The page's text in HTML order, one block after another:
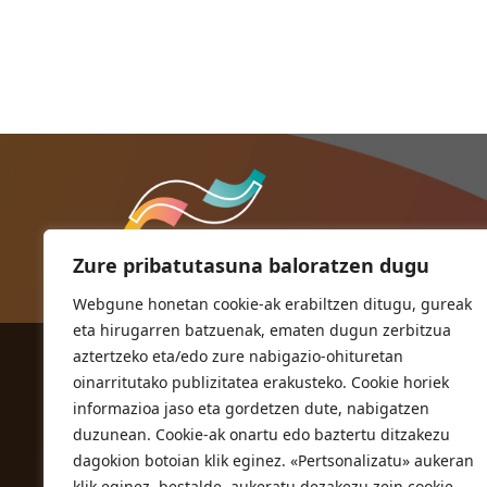
Zure pribatutasuna baloratzen dugu
Webgune honetan cookie-ak erabiltzen ditugu, gureak
eta hirugarren batzuenak, ematen dugun zerbitzua
aztertzeko eta/edo zure nabigazio-ohituretan
oinarritutako publizitatea erakusteko. Cookie horiek
informazioa jaso eta gordetzen dute, nabigatzen
duzunean. Cookie-ak onartu edo baztertu ditzakezu
dagokion botoian klik eginez. «Pertsonalizatu» aukeran
ORIOKO UDALA
Herriko plaza,1
20810 Orio (Gipuzkoa)
T. 943 83 03 46